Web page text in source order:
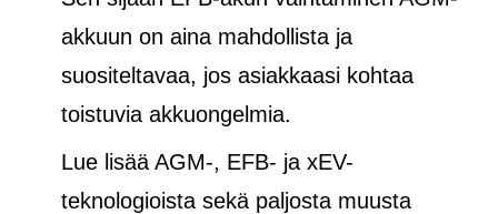
akkuun on aina mahdollista ja
suositeltavaa, jos asiakkaasi kohtaa
toistuvia akkuongelmia.
Lue lisää AGM-, EFB- ja xEV-
teknologioista sekä paljosta muusta